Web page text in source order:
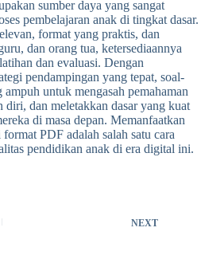
sumber daya yang sangat
pembelajaran anak di tingkat dasar.
format yang praktis, dan
dan orang tua, ketersediaannya
dan evaluasi. Dengan
pendampingan yang tepat, soal-
untuk mengasah pemahaman
diri, dan meletakkan dasar yang kuat
di masa depan. Memanfaatkan
PDF adalah salah satu cara
pendidikan anak di era digital ini.
NEXT